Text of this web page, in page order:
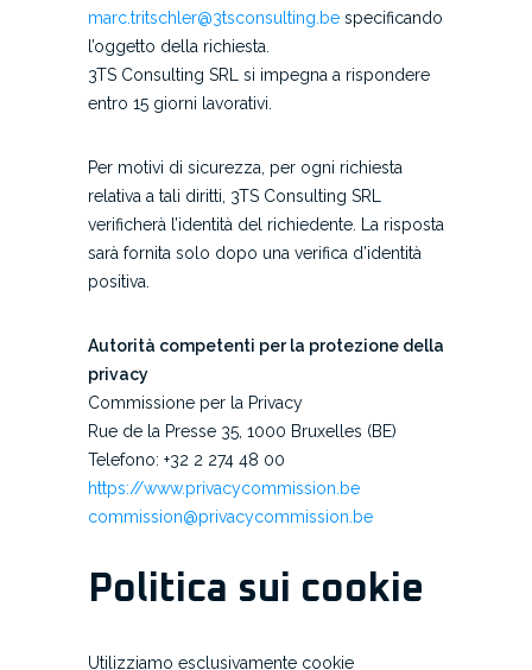
marc.tritschler@3tsconsulting.be specificando
l’oggetto della richiesta.
3TS Consulting SRL si impegna a rispondere
entro 15 giorni lavorativi.
Per motivi di sicurezza, per ogni richiesta
relativa a tali diritti, 3TS Consulting SRL
verificherà l’identità del richiedente. La risposta
sarà fornita solo dopo una verifica d’identità
positiva.
Autorità competenti per la protezione della
privacy
Commissione per la Privacy
Rue de la Presse 35, 1000 Bruxelles (BE)
Telefono: +32 2 274 48 00
https://www.privacycommission.be
commission@privacycommission.be
Politica sui cookie
Utilizziamo esclusivamente cookie